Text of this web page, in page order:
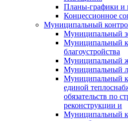
Планы-графики и
Концессионное
Муниципальный
Муниципальный
Муниципальный
благоустройства
Муниципальный
Муниципальный
Муниципальный
единой
обязательств по
реконструкции и
Муниципальный